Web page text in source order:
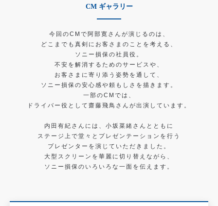
CM ギャラリー
今回のCMで阿部寛さんが演じるのは、
どこまでも真剣にお客さまのことを考える、
ソニー損保の社員役。
不安を解消するためのサービスや、
お客さまに寄り添う姿勢を通して、
ソニー損保の安心感や頼もしさを描きます。
一部のCMでは、
ドライバー役として齋藤飛鳥さんが出演しています。
内田有紀さんには、小坂菜緒さんとともに
ステージ上で堂々とプレゼンテーションを行う
プレゼンターを 演じていただきました。
大型スクリーンを華麗に切り替えながら、
ソニー損保のいろいろな一面を伝えます。